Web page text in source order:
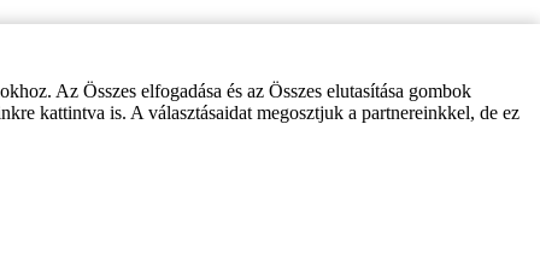
Az Összes elfogadása és az Összes elutasítása gombok
kattintva is. A választásaidat megosztjuk a partnereinkkel, de ez